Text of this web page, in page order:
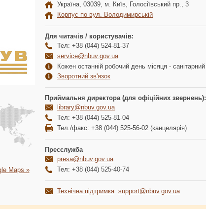
Maps »
Україна, 03039, м. Київ, Голосіївський пр., 3
Корпус по вул. Володимирській
Для читачів / користувачів:
Тел: +38 (044) 524-81-37
service@nbuv.gov.ua
Кожен останній робочий день місяця - санітарний
Зворотний зв'язок
Приймальня директора (для офіційних звернень):
library@nbuv.gov.ua
Тел: +38 (044) 525-81-04
Тел./факс: +38 (044) 525-56-02 (канцелярія)
Пресслужба
presa@nbuv.gov.ua
Тел: +38 (044) 525-40-74
Технічна підтримка: support@nbuv.gov.ua